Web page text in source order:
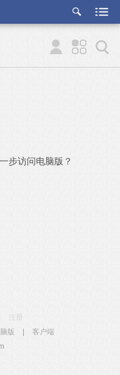
etu
p
步访问电脑版？
版
客户端